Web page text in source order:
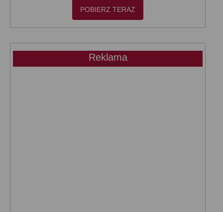
POBIERZ TERAZ
Reklama